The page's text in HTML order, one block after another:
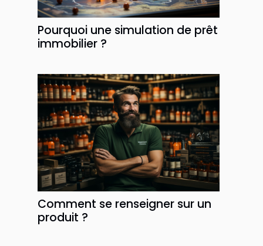
Pourquoi une simulation de prêt
immobilier ?
Comment se renseigner sur un
produit ?